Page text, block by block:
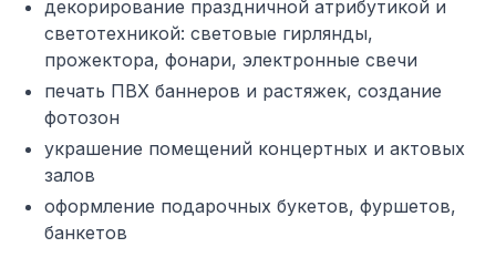
декорирование праздничной атрибутикой и
светотехникой: световые гирлянды,
прожектора, фонари, электронные свечи
печать ПВХ баннеров и растяжек, создание
фотозон
украшение помещений концертных и актовых
залов
оформление подарочных букетов, фуршетов,
банкетов